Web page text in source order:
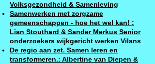
Volksgezondheid & Samenleving
Samenwerken met zorgzame
gemeenschappen - hoe het wel kan! :
Lian Stouthard & Sander Merkus Senior
onderzoekers wijkgericht werken Vilans
De regio aan zet. Samen leren en
transformeren.: Albertine van Diepen &